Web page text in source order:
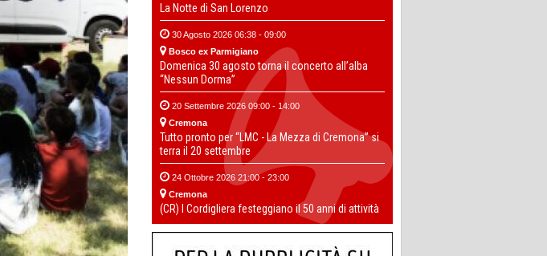
La Notte di San Lorenzo
30 Agosto 2026 06:38 - 09:00
Bosco ex Parmigiano
Domenica 30 agosto torna il concerto all’alba
“Nessun Dorma”
20 Settembre 2026 09:00 - 14:00
Cremona
Tutto pronto per “LMC - La Mezza di Cremona” si
terra il 20 settembre
24 Ottobre 2026 21:00 - 23:00
Cremona
(CR) I Cordigliera festeggiano il 50 anni di attività